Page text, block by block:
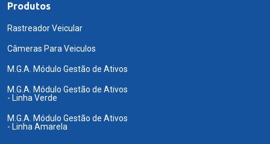
Produtos
Rastreador Veicular
Câmeras Para Veiculos
M.G.A. Módulo Gestão de Ativos
M.G.A. Módulo Gestão de Ativos
- Linha Verde
M.G.A. Módulo Gestão de Ativos
- Linha Amarela